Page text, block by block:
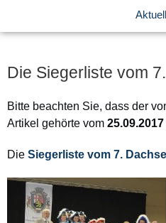
Die Siegerliste vom
Bitte beachten Sie, dass der
Artikel gehörte vom 25.09.2017
Die Siegerliste vom 7.